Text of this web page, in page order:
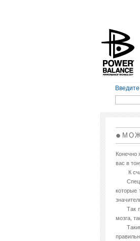
Конечно
вас в
К
которые
Так
мозга,